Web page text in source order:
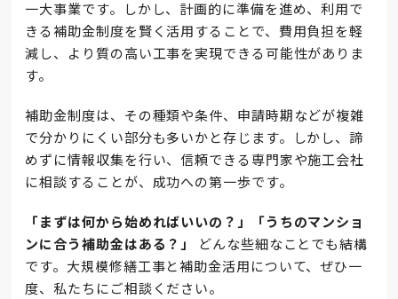
一大事業です。しかし、計画的に準備を進め、利用で
きる補助金制度を賢く活用することで、費用負担を軽
減し、より質の高い工事を実現できる可能性がありま
す。
補助金制度は、その種類や条件、申請時期などが複雑
で分かりにくい部分も多いかと存じます。しかし、諦
めずに情報収集を行い、信頼できる専門家や施工会社
に相談することが、成功への第一歩です。
「まずは何から始めればいいの？」「うちのマンショ
ンに合う補助金はある？」
どんな些細なことでも結構
です。大規模修繕工事と補助金活用について、ぜひ一
度、私たちにご相談ください。